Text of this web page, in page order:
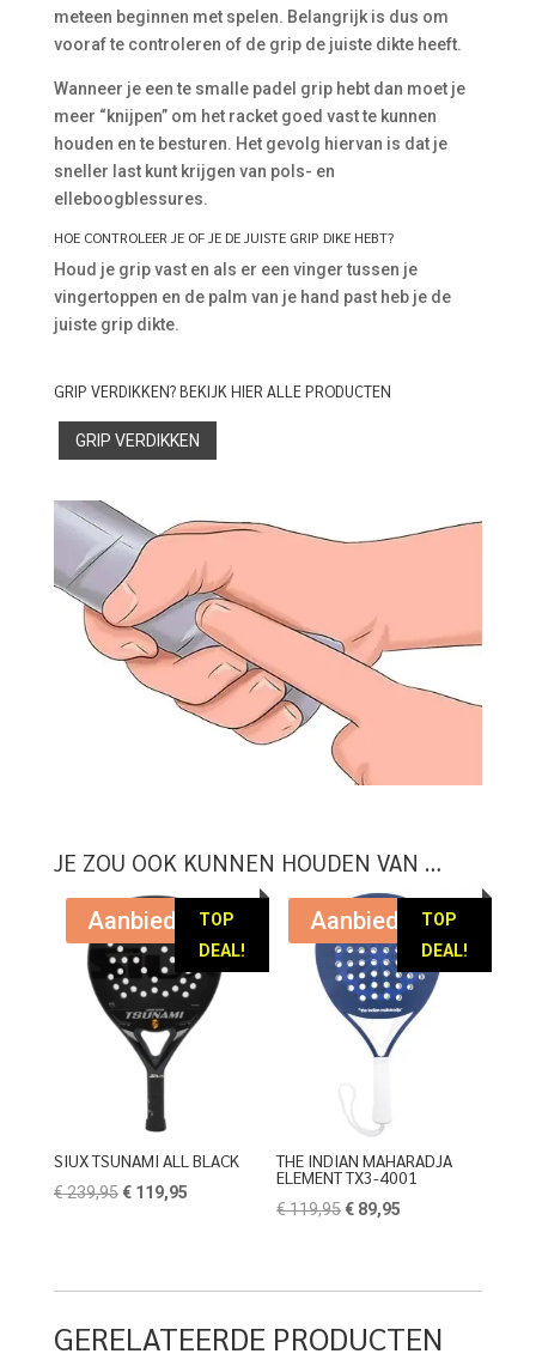
meteen beginnen met spelen. Belangrijk is dus om
vooraf te controleren of de grip de juiste dikte heeft.
Wanneer je een te smalle padel grip hebt dan moet je
meer “knijpen” om het racket goed vast te kunnen
houden en te besturen. Het gevolg hiervan is dat je
sneller last kunt krijgen van pols- en
elleboogblessures.
HOE CONTROLEER JE OF JE DE JUISTE GRIP DIKE HEBT?
Houd je grip vast en als er een vinger tussen je
vingertoppen en de palm van je hand past heb je de
juiste grip dikte.
GRIP VERDIKKEN? BEKIJK HIER ALLE PRODUCTEN
GRIP VERDIKKEN
JE ZOU OOK KUNNEN HOUDEN VAN …
TOP
DEAL!
Aanbieding!
SIUX TSUNAMI ALL BLACK
€239,95 Oorspronkelijke
€119,95Huidige
TOP
DEAL!
Aanbieding!
THE INDIAN MAHARADJA
ELEMENT TX3-4001
€119,95Oorspronkelijke
€ 89,95
GERELATEERDE PRODUCTEN